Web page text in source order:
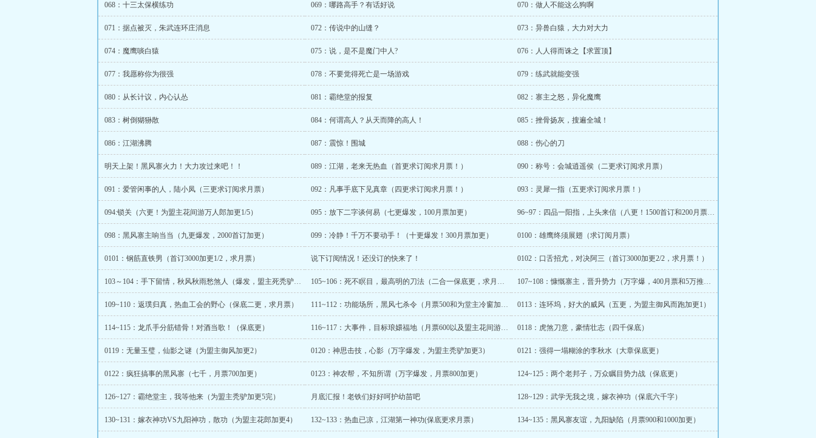
068：十三太保横练功 069：哪路高手？有话好说 070：做人不能这么狗啊
071：据点被灭，朱武连环庄消息 072：传说中的山缝？ 073：异兽白猿，大力对大力
074：魔鹰啖白猿 075：说，是不是魔门中人? 076：人人得而诛之【求置顶】
077：我愿称你为很强 078：不要觉得死亡是一场游戏 079：练武就能变强
080：从长计议，内心认怂 081：霸绝堂的报复 082：寨主之怒，异化魔鹰
083：树倒猢狲散 084：何谓高人？从天而降的高人！ 085：挫骨扬灰，搜遍全城！
086：江湖沸腾 087：震惊！围城 088：伤心的刀
明天上架！黑风寨火力！大力攻过来吧！！ 089：江湖，老来无热血（首更求订阅求月票！） 090：称号：会城逍遥侯（二更求订阅求月票）
091：爱管闲事的人，陆小凤（三更求订阅求月票） 092：凡事手底下见真章（四更求订阅求月票！） 093：灵犀一指（五更求订阅求月票！）
094:锁关（六更！为盟主花间游万人郎加更1/5） 095：放下二字谈何易（七更爆发，100月票加更） 96~97：四品一阳指，上头来信（八更！1500首订和200月票加更）
098：黑风寨主响当当（九更爆发，2000首订加更） 099：冷静！千万不要动手！（十更爆发！300月票加更） 0100：雄鹰终须展翅（求订阅月票）
0101：钢筋直铁男（首订3000加更1/2，求月票） 说下订阅情况！还没订的快来了！ 0102：口舌招尤，对决阿三（首订3000加更2/2，求月票！）
103～104：手下留情，秋风秋雨愁煞人（爆发，盟主死秃驴加更2/5） 105~106：死不瞑目，最高明的刀法（二合一保底更，求月票） 107~108：慷慨寨主，晋升势力（万字爆，400月票和5万推票加更）
109~110：返璞归真，热血工会的野心（保底二更，求月票） 111~112：功能场所，黑风七杀令（月票500和为堂主冷窗加更） 0113：连环坞，好大的威风（五更，为盟主御风而跑加更1）
114~115：龙爪手分筋错骨！对酒当歌！（保底更） 116~117：大事件，目标琅嬛福地（月票600以及盟主花间游加更2） 0118：虎煞刀意，豪情壮志（四千保底）
0119：无量玉璧，仙影之谜（为盟主御风加更2） 0120：神思击技，心影（万字爆发，为盟主秃驴加更3） 0121：强得一塌糊涂的李秋水（大章保底更）
0122：疯狂搞事的黑风寨（七千，月票700加更） 0123：神农帮，不知所谓（万字爆发，月票800加更） 124~125：两个老邦子，万众瞩目势力战（保底更）
126~127：霸绝堂主，我等他来（为盟主秃驴加更5完） 月底汇报！老铁们好好呵护幼苗吧 128~129：武学无我之境，嫁衣神功（保底六千字）
130~131：嫁衣神功VS九阳神功，散功（为盟主花郎加更4） 132~133：热血已凉，江湖第一神功(保底更求月票） 134~135：黑风寨友谊，九阳缺陷（月票900和1000加更）